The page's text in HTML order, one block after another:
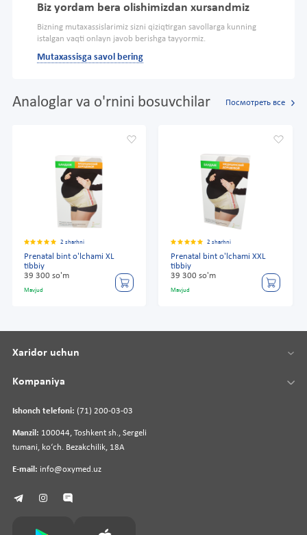
Biz yordam bera olishimizdan xursandmiz
Bizning mutaxassislarimiz sizni qiziqtirgan savollarga kunning
istalgan vaqti onlayn javob berishga tayyormiz.
Mutaxassisga savol bering
Analoglar va o'rnini bosuvchilar Посмотреть все
2 sharhni
Prenatal bint o'lchami XL
tibbiy
39 300 so'm
Mavjud
2 sharhni
Prenatal bint o'lchami XXL
tibbiy
39 300 so'm
Mavjud
Ishonch telefoni: (71) 200-03-03
Manzil: 100044, Toshkent sh., Sergeli
tumani, koʻch. Bezakchilik, 18A
E-mail: info@oxymed.uz
Xaridor uchun
Kompaniya